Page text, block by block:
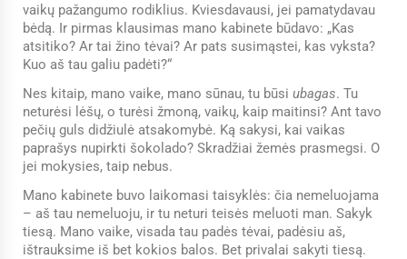
vaikų pažangumo rodiklius. Kviesdavausi, jei pamatydavau
bėdą. Ir pirmas klausimas mano kabinete būdavo: „Kas
atsitiko? Ar tai žino tėvai? Ar pats susimąstei, kas vyksta?
Kuo aš tau galiu padėti?“
Nes kitaip, mano vaike, mano sūnau, tu būsi ubagas. Tu
neturėsi lėšų, o turėsi žmoną, vaikų, kaip maitinsi? Ant tavo
pečių guls didžiulė atsakomybė. Ką sakysi, kai vaikas
paprašys nupirkti šokolado? Skradžiai žemės prasmegsi. O
jei mokysies, taip nebus.
Mano kabinete buvo laikomasi taisyklės: čia nemeluojama
– aš tau nemeluoju, ir tu neturi teisės meluoti man. Sakyk
tiesą. Mano vaike, visada tau padės tėvai, padėsiu aš,
ištrauksime iš bet kokios balos. Bet privalai sakyti tiesą.